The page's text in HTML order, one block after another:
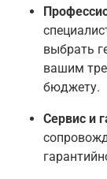
выбрать
вашим
бюджету.
Сервис и